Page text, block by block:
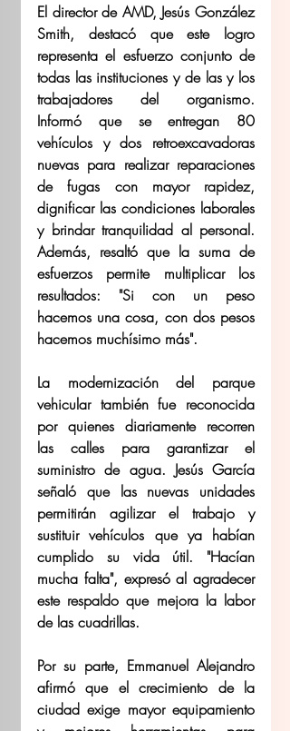
El director de AMD, Jesús González
Smith, destacó que este logro
representa el esfuerzo conjunto de
todas las instituciones y de las y los
trabajadores del organismo.
Informó que se entregan 80
vehículos y dos retroexcavadoras
nuevas para realizar reparaciones
de fugas con mayor rapidez,
dignificar las condiciones laborales
y brindar tranquilidad al personal.
Además, resaltó que la suma de
esfuerzos permite multiplicar los
resultados: "Si con un peso
hacemos una cosa, con dos pesos
hacemos muchísimo más".
La modernización del parque
vehicular también fue reconocida
por quienes diariamente recorren
las calles para garantizar el
suministro de agua. Jesús García
señaló que las nuevas unidades
permitirán agilizar el trabajo y
sustituir vehículos que ya habían
cumplido su vida útil. "Hacían
mucha falta", expresó al agradecer
este respaldo que mejora la labor
de las cuadrillas.
Por su parte, Emmanuel Alejandro
afirmó que el crecimiento de la
ciudad exige mayor equipamiento